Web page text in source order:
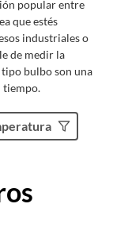
popular entre
que estés
industriales o
de medir la
bulbo son una
tiempo.